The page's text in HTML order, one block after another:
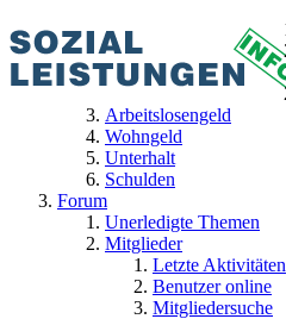
Arbeitslosengeld
Wohngeld
Unterhalt
Schulden
Forum
Unerledigte Themen
Mitglieder
Letzte Aktivitäten
Benutzer online
Mitgliedersuche